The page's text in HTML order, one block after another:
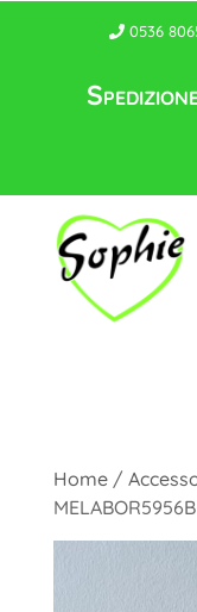
0536
Home/
MELABOR5956B